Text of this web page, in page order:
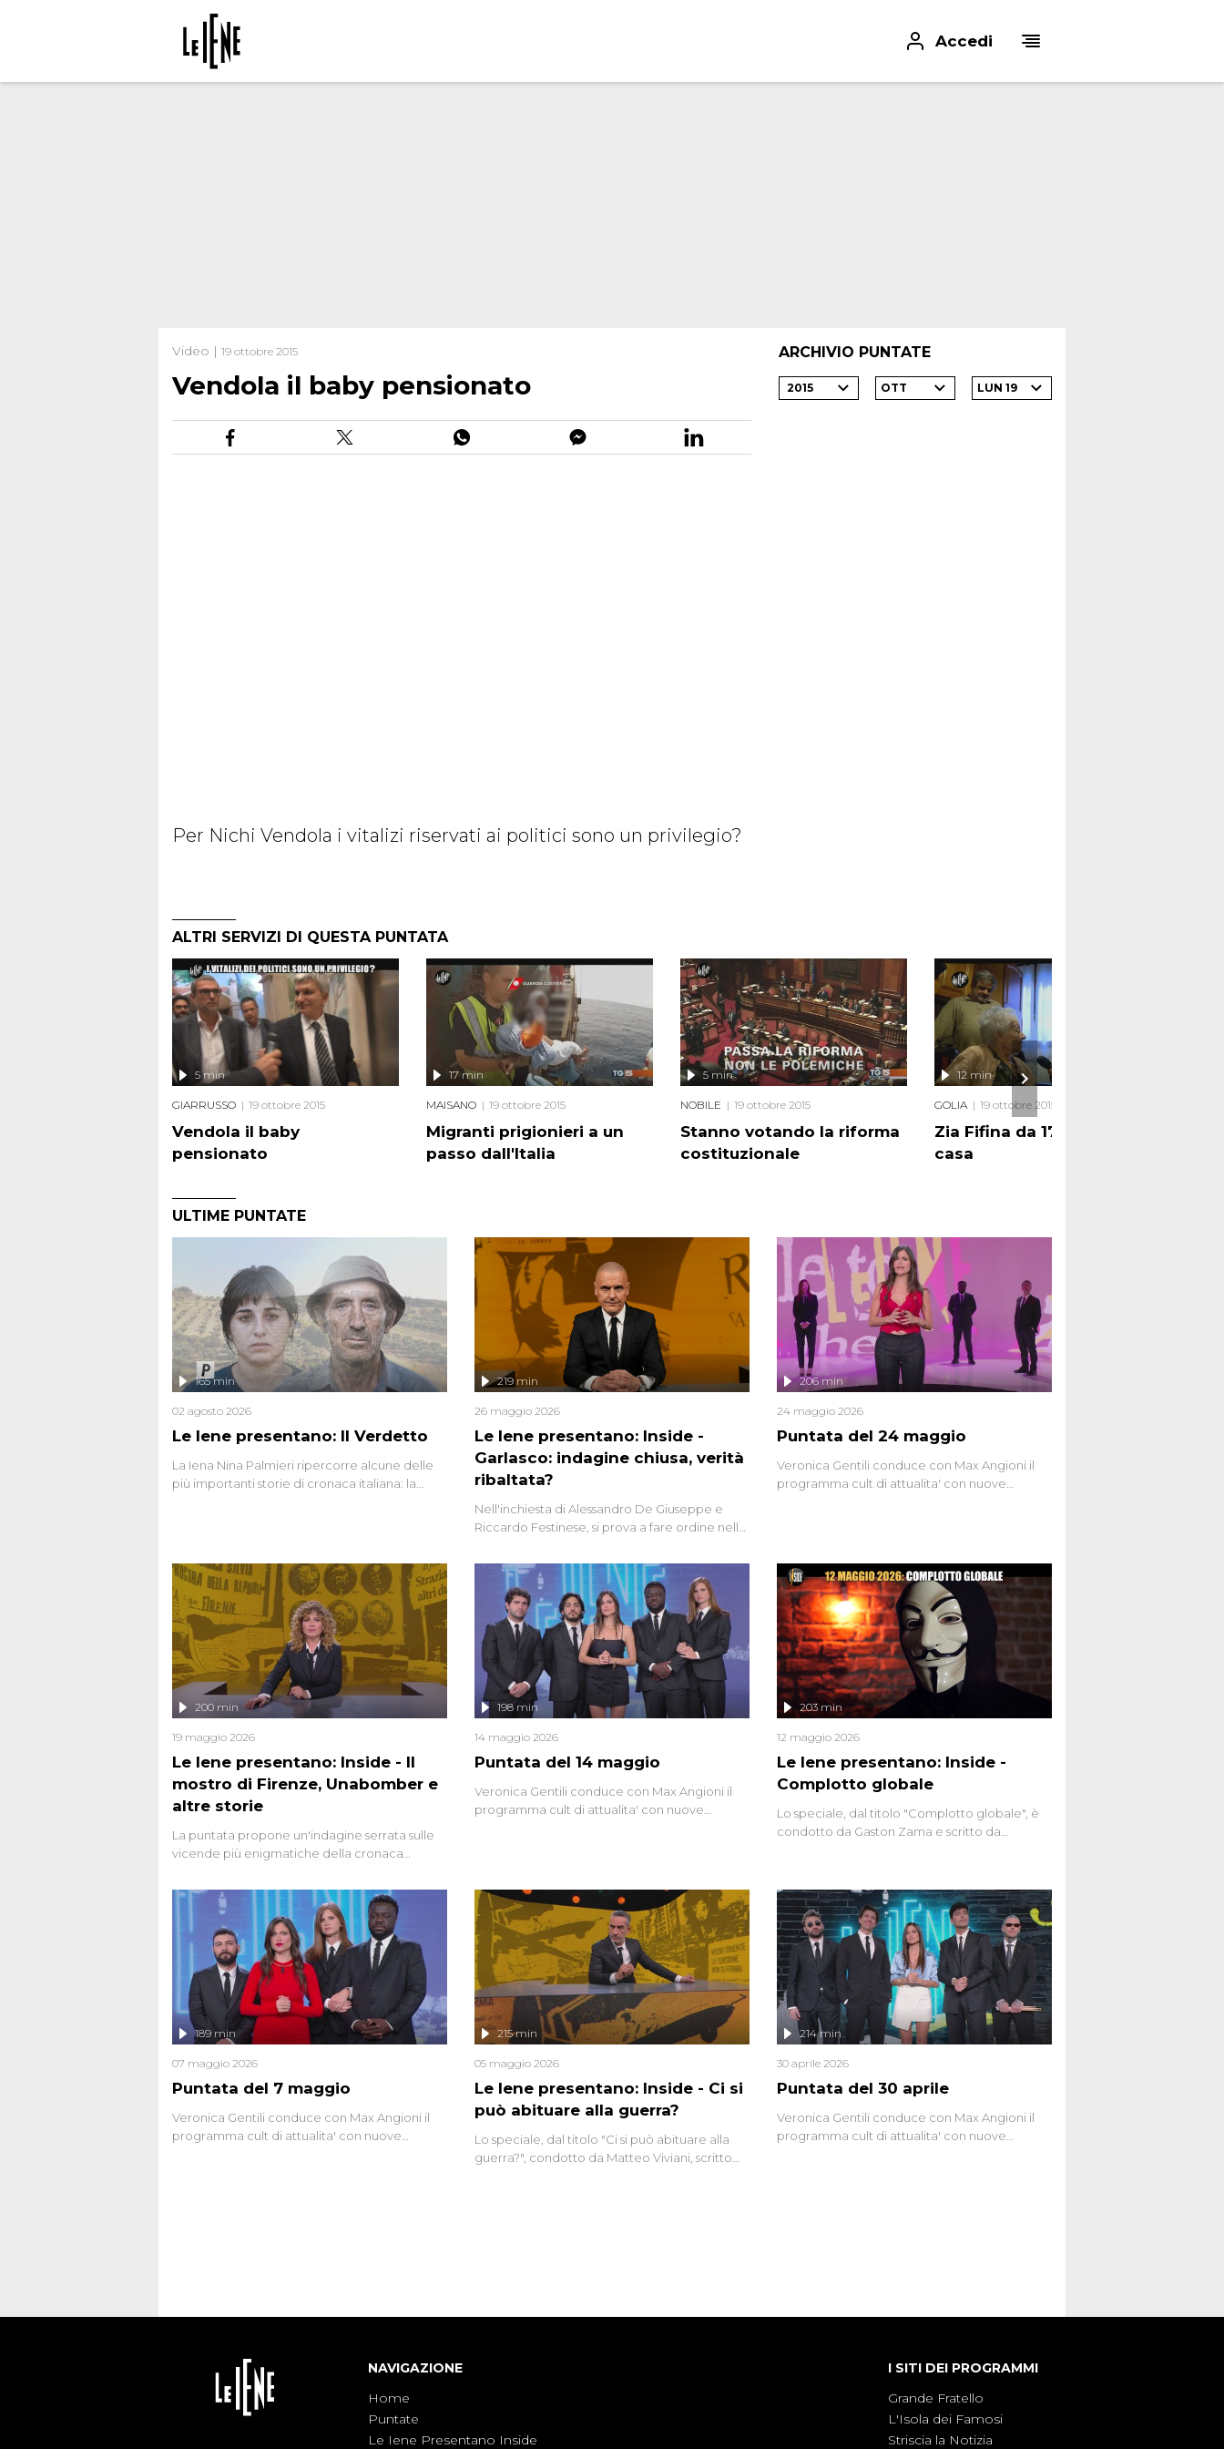
Accedi
Video | 19 ottobre 2015
Vendola il baby pensionato
Per Nichi Vendola i vitalizi riservati ai politici sono un privilegio?
ALTRI SERVIZI DI QUESTA PUNTATA
Vendola il baby
pensionato
5 min
GIARRUSSO 19 ottobre 2015
Migranti prigionieri a un
passo dall'Italia
17 min
MAISANO 19 ottobre 2015
Stanno votando la riforma
costituzionale
5 min
NOBILE 19 ottobre 2015
Zia Fifina da 17 anni fuori
casa
12 min
GOLIA 19 ottobre 2015
ARCHIVIO PUNTATE
2015 OTT LUN 19
ULTIME PUNTATE
Le Iene presentano: Il Verdetto
165 min
02 agosto 2026
La Iena Nina Palmieri ripercorre alcune delle
più importanti storie di cronaca italiana: la
Le Iene presentano: Inside -
Garlasco: indagine chiusa, verità
ribaltata?
219 min
26 maggio 2026
Nell'inchiesta di Alessandro De Giuseppe e
Riccardo Festinese, si prova a fare ordine nella
continuano a emergere attorno a una delle
vicende giudiziarie più discusse degli ultimi
anni. Lo speciale ricostruisce la vicenda
mettendo in fila testimonianze, errori, dettagli
controversi e i protagonisti di un'indagine che
sembra non avere fine.
Puntata del 24 maggio
206 min
24 maggio 2026
Veronica Gentili conduce con Max Angioni il
programma cult di attualita' con nuove
Le Iene presentano: Inside - Il
mostro di Firenze, Unabomber e
altre storie
200 min
19 maggio 2026
La puntata propone un'indagine serrata sulle
vicende più enigmatiche della cronaca
seriale responsabile di decine di attentati tra
gli anni '90 e il 2000 che, inquietantemente,
potrebbe essere ancora in libertà. Lo speciale
affronta inoltre le zone d'ombra sul Mostro di
Firenze, le cui responsabilità appaiono ancora
oggi avvolte in un groviglio di dubbi mai
chiariti. Nel corso dello speciale anche
l'intervista inedita a Olindo Romano, realizzata
ne...
Puntata del 14 maggio
198 min
14 maggio 2026
Veronica Gentili conduce con Max Angioni il
programma cult di attualita' con nuove
Le Iene presentano: Inside -
Complotto globale
203 min
12 maggio 2026
Lo speciale, dal titolo "Complotto globale", è
condotto da Gaston Zama e scritto da
alternative, dei sospetti globali e del
complottismo che negli ultimi anni hanno
invaso social network, talk show, piazze digitali
e immaginario collettivo.
Puntata del 7 maggio
189 min
07 maggio 2026
Veronica Gentili conduce con Max Angioni il
programma cult di attualita' con nuove
Le Iene presentano: Inside - Ci si
può abituare alla guerra?
215 min
05 maggio 2026
Lo speciale, dal titolo "Ci si può abituare alla
guerra?", condotto da Matteo Viviani, scritto
Puntata del 30 aprile
214 min
30 aprile 2026
Veronica Gentili conduce con Max Angioni il
programma cult di attualita' con nuove
NAVIGAZIONE
Home
Puntate
Le Iene Presentano Inside
I SITI DEI PROGRAMMI
Grande Fratello
L'Isola dei Famosi
Striscia la Notizia